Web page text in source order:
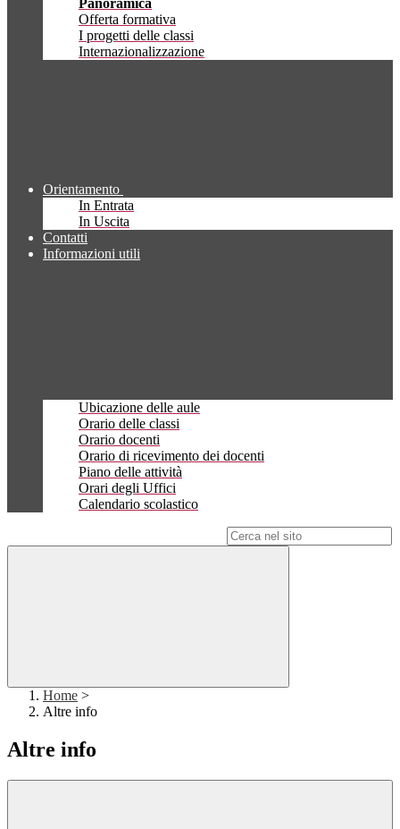
Panoramica
Offerta formativa
I progetti delle classi
Internazionalizzazione
Orientamento
In Entrata
In Uscita
Contatti
Informazioni utili
Ubicazione delle aule
Orario delle classi
Orario docenti
Orario di ricevimento dei docenti
Piano delle attività
Orari degli Uffici
Calendario scolastico
Home >
Altre info
Altre info